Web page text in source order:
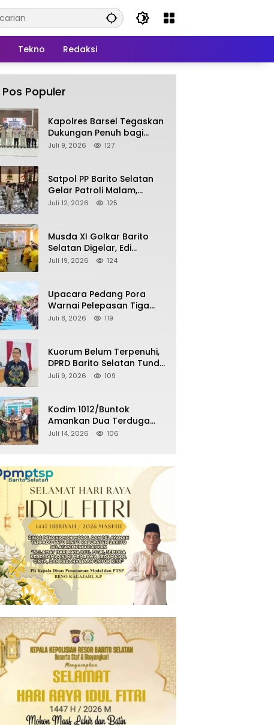
Tekno Redaksi
Pos Populer
Kapolres Barsel Tegaskan
Dukungan Penuh bagi
Pengembangan KBPPP
Juli 9, 2026 127
Satpol PP Barito Selatan
Gelar Patroli Malam,
Tindak Lanjuti Keluhan
Juli 12, 2026 125
Musda XI Golkar Barito
Selatan Digelar, Edi
Pratowo Targetkan
Juli 19, 2026 124
Upacara Pedang Pora
Warnai Pelepasan Tiga
Perwira Polres Barito
Juli 8, 2026 119
Kuorum Belum Terpenuhi,
DPRD Barito Selatan Tunda
Paripurna Persetujuan
APBD 2025
Juli 9, 2026 109
Kodim 1012/Buntok
Amankan Dua Terduga
Pencuri Aset Perusahaan
Disita
Juli 14, 2026 106